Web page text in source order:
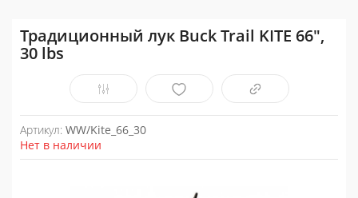
Традиционный лук Buck Trail KITE 66",
30 lbs
Артикул: WW/Kite_66_30
Нет в наличии